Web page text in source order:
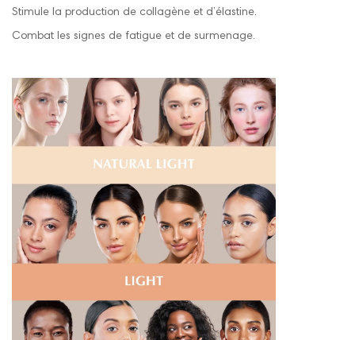
Stimule la production de collagène et d’élastine.
Combat les signes de fatigue et de surmenage.